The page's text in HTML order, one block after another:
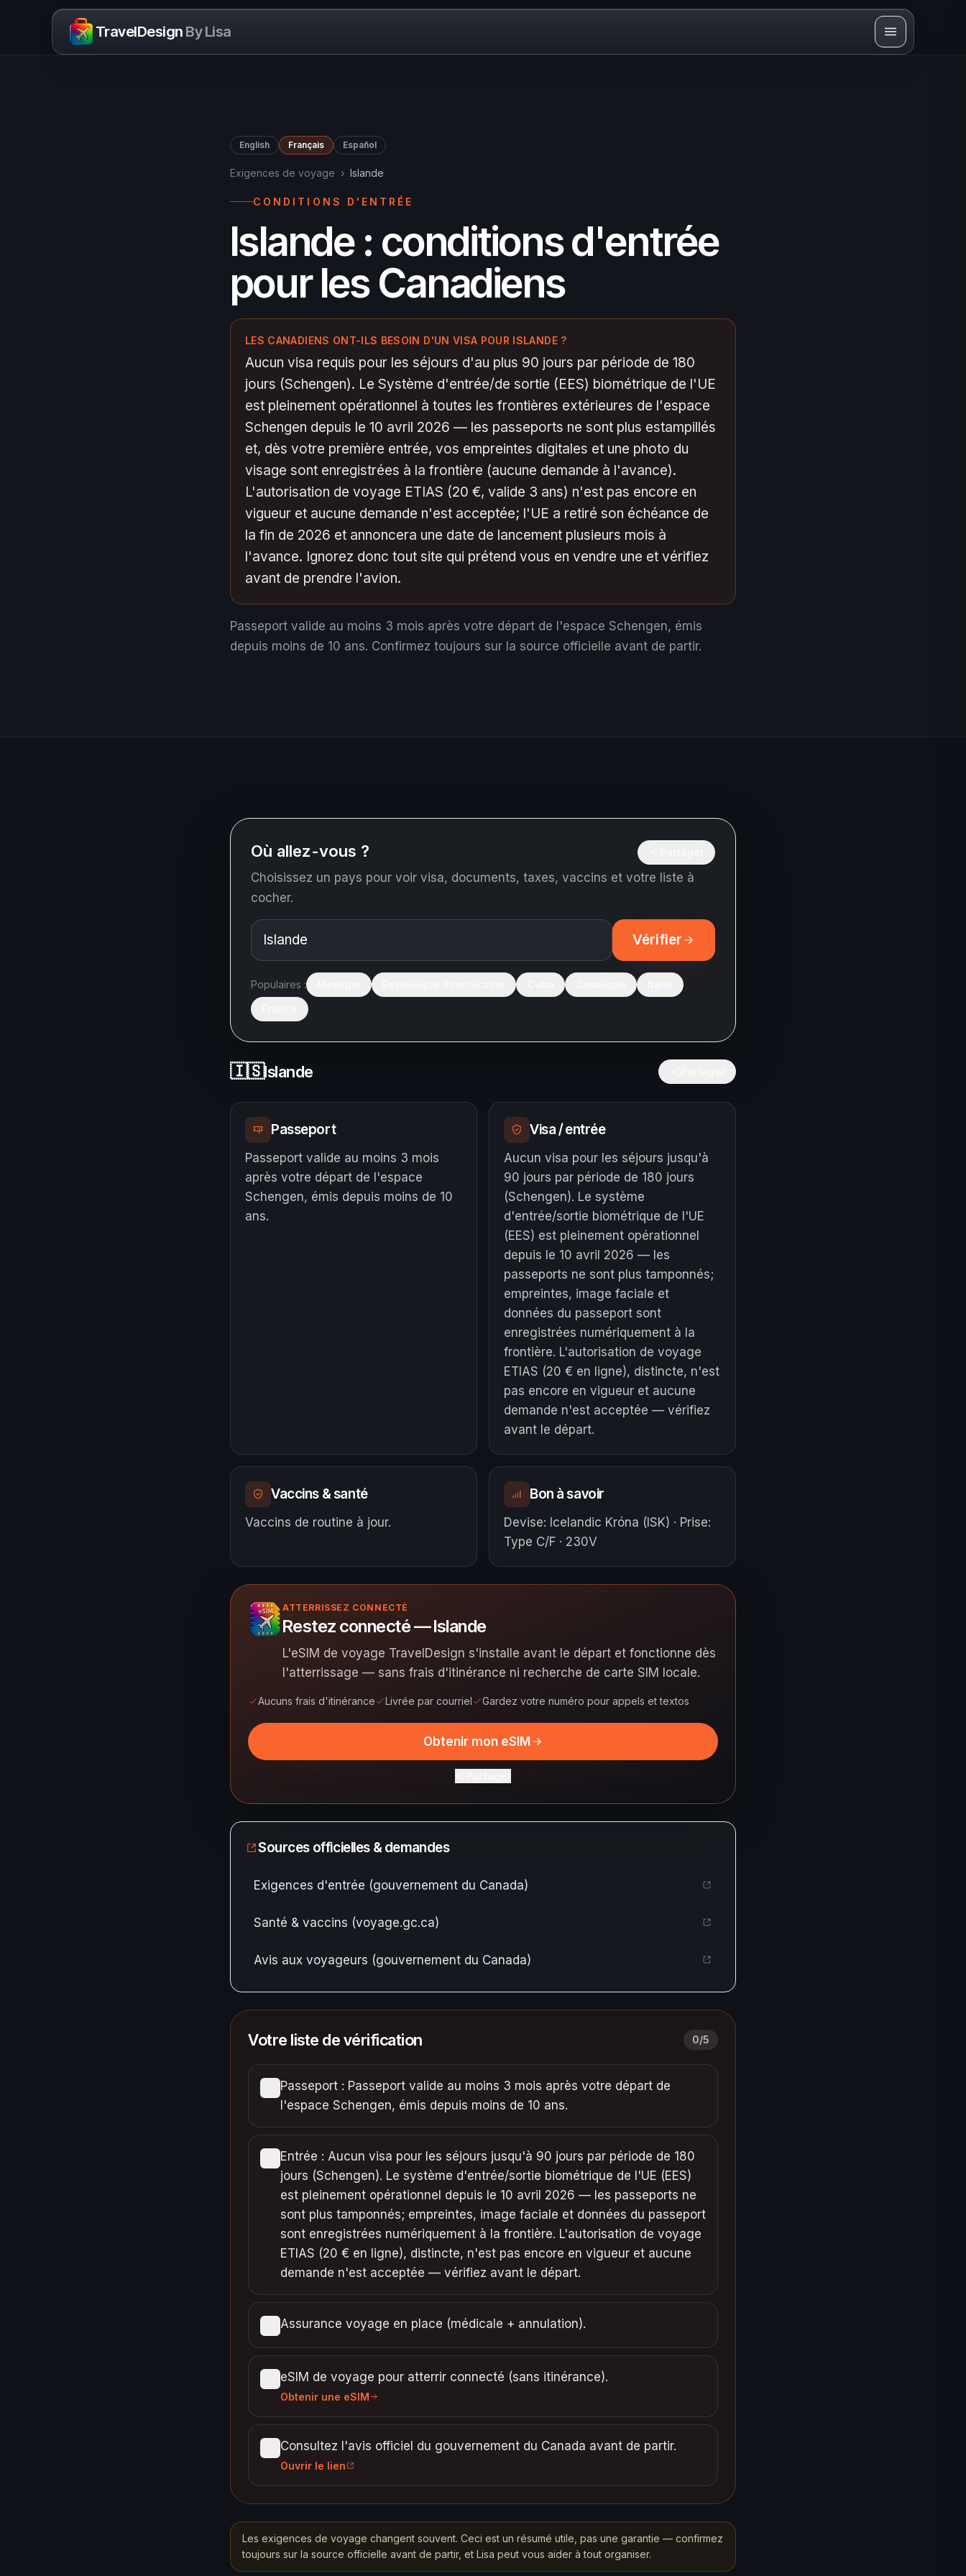
Skip to content
TravelDesign By Lisa
English Français Español
Exigences de voyage › Islande
CONDITIONS D'ENTRÉE
Islande : conditions d'entrée
pour les Canadiens
LES CANADIENS ONT-ILS BESOIN D'UN VISA POUR ISLANDE ?
Aucun visa requis pour les séjours d'au plus 90 jours par période de 180
jours (Schengen). Le Système d'entrée/de sortie (EES) biométrique de l'UE
est pleinement opérationnel à toutes les frontières extérieures de l'espace
Schengen depuis le 10 avril 2026 — les passeports ne sont plus estampillés
et, dès votre première entrée, vos empreintes digitales et une photo du
visage sont enregistrées à la frontière (aucune demande à l'avance).
L'autorisation de voyage ETIAS (20 €, valide 3 ans) n'est pas encore en
vigueur et aucune demande n'est acceptée; l'UE a retiré son échéance de
la fin de 2026 et annoncera une date de lancement plusieurs mois à
l'avance. Ignorez donc tout site qui prétend vous en vendre une et vérifiez
avant de prendre l'avion.
Passeport valide au moins 3 mois après votre départ de l'espace Schengen, émis
depuis moins de 10 ans. Confirmez toujours sur la source officielle avant de partir.
Où allez-vous ?
Choisissez un pays pour voir visa, documents, taxes, vaccins et votre liste à
cocher.
Vérifier
Populaires :
🇮🇸Islande
Passeport
Passeport valide au moins 3 mois
après votre départ de l'espace
Schengen, émis depuis moins de 10
ans.
Visa / entrée
Aucun visa pour les séjours jusqu'à
90 jours par période de 180 jours
(Schengen). Le système
d'entrée/sortie biométrique de l'UE
(EES) est pleinement opérationnel
depuis le 10 avril 2026 — les
passeports ne sont plus tamponnés;
empreintes, image faciale et
données du passeport sont
enregistrées numériquement à la
frontière. L'autorisation de voyage
ETIAS (20 € en ligne), distincte, n'est
pas encore en vigueur et aucune
demande n'est acceptée — vérifiez
avant le départ.
Vaccins & santé
Vaccins de routine à jour.
Bon à savoir
Devise: Icelandic Króna (ISK) · Prise:
Type C/F · 230V
ATTERRISSEZ CONNECTÉ
Restez connecté — Islande
L'eSIM de voyage TravelDesign s'installe avant le départ et fonctionne dès
l'atterrissage — sans frais d'itinérance ni recherche de carte SIM locale.
Aucuns frais d'itinérance Livrée par courriel Gardez votre numéro pour appels et textos
Obtenir mon eSIM
Sources officielles & demandes
Exigences d'entrée (gouvernement du Canada)
Santé & vaccins (voyage.gc.ca)
Avis aux voyageurs (gouvernement du Canada)
Votre liste de vérification 0/5
Passeport : Passeport valide au moins 3 mois après votre départ de
l'espace Schengen, émis depuis moins de 10 ans.
Entrée : Aucun visa pour les séjours jusqu'à 90 jours par période de 180
jours (Schengen). Le système d'entrée/sortie biométrique de l'UE (EES)
est pleinement opérationnel depuis le 10 avril 2026 — les passeports ne
sont plus tamponnés; empreintes, image faciale et données du passeport
sont enregistrées numériquement à la frontière. L'autorisation de voyage
ETIAS (20 € en ligne), distincte, n'est pas encore en vigueur et aucune
demande n'est acceptée — vérifiez avant le départ.
Assurance voyage en place (médicale + annulation).
eSIM de voyage pour atterrir connecté (sans itinérance).
Obtenir une eSIM
Consultez l'avis officiel du gouvernement du Canada avant de partir.
Ouvrir le lien
Les exigences de voyage changent souvent. Ceci est un résumé utile, pas une garantie — confirmez
toujours sur la source officielle avant de partir, et Lisa peut vous aider à tout organiser.